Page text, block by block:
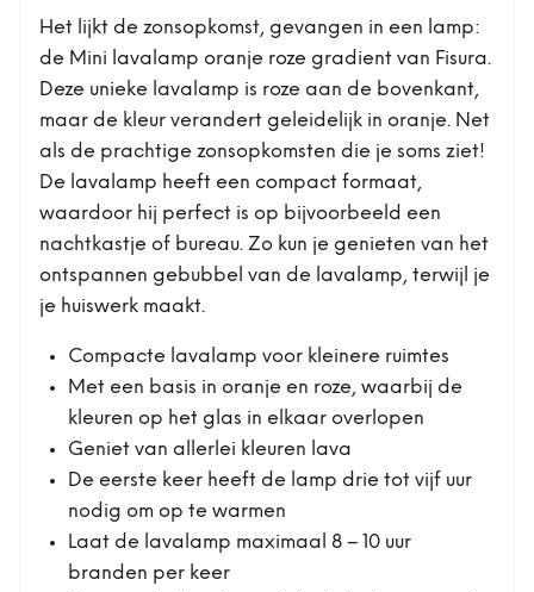
Het lijkt de zonsopkomst, gevangen in een lamp:
de Mini lavalamp oranje roze gradient van Fisura.
Deze unieke lavalamp is roze aan de bovenkant,
maar de kleur verandert geleidelijk in oranje. Net
als de prachtige zonsopkomsten die je soms ziet!
De lavalamp heeft een compact formaat,
waardoor hij perfect is op bijvoorbeeld een
nachtkastje of bureau. Zo kun je genieten van het
ontspannen gebubbel van de lavalamp, terwijl je
je huiswerk maakt.
Compacte lavalamp voor kleinere ruimtes
Met een basis in oranje en roze, waarbij de
kleuren op het glas in elkaar overlopen
Geniet van allerlei kleuren lava
De eerste keer heeft de lamp drie tot vijf uur
nodig om op te warmen
Laat de lavalamp maximaal 8 – 10 uur
branden per keer